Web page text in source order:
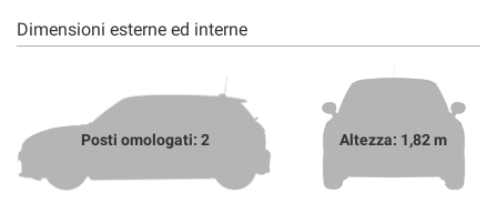
Dimensioni esterne ed interne
Posti omologati: 2 Altezza: 1,82 m